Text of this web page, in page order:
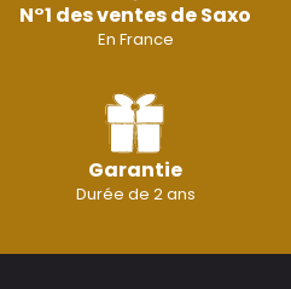
N°1 des ventes de Saxo
En France
Garantie
Durée de 2 ans